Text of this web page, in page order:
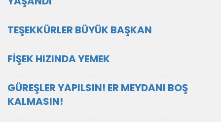
TEŞEKKÜRLER BÜYÜK BAŞKAN
FİŞEK HIZINDA YEMEK
GÜREŞLER YAPILSIN! ER MEYDANI BOŞ
KALMASIN!